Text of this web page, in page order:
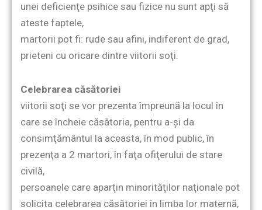
unei deficienţe psihice sau fizice nu sunt apţi să
ateste faptele,
martorii pot fi: rude sau afini, indiferent de grad,
prieteni cu oricare dintre viitorii soţi.
Celebrarea căsătoriei
viitorii soţi se vor prezenta împreună la locul în
care se încheie căsătoria, pentru a-şi da
consimţământul la aceasta, în mod public, în
prezenţa a 2 martori, în faţa ofiţerului de stare
civilă,
persoanele care aparţin minorităţilor naţionale pot
solicita celebrarea căsătoriei în limba lor maternă,